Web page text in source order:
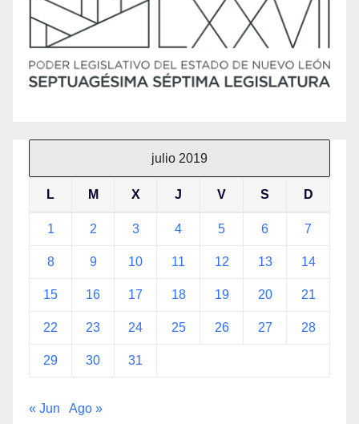
julio 2019
L M X J V S D
1 2 3 4 5 6 7
8 9 10 11 12 13 14
15 16 17 18 19 20 21
22 23 24 25 26 27 28
29 30 31
« Jun Ago »